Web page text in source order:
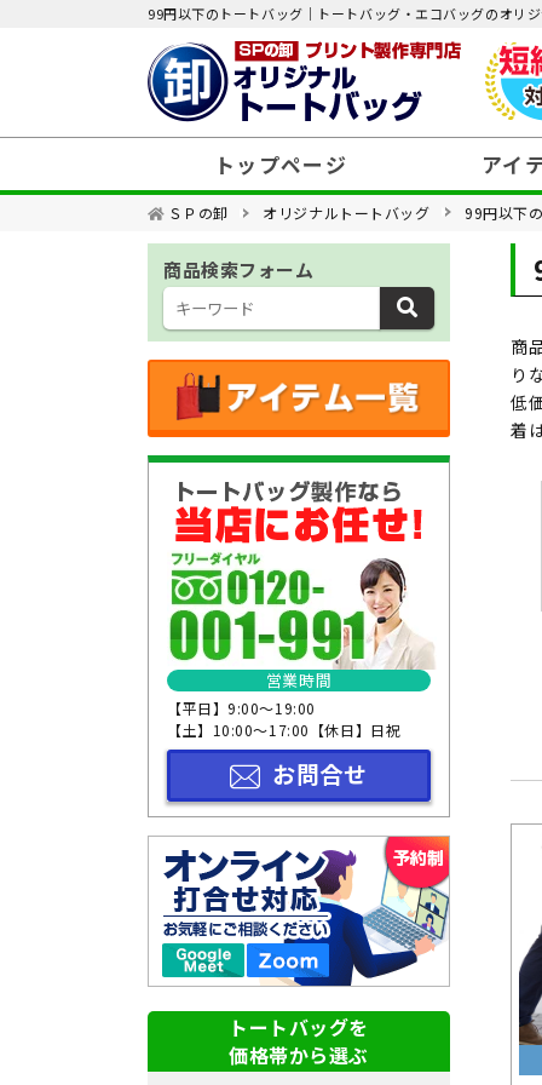
99円以下のトートバッグ｜トートバッグ・エコバッグのオリ
トップページ アイ
価格帯から選ぶ
素材から選ぶ
種類から選ぶ
用途から選ぶ
特集から選ぶ
サイズから選ぶ
形状から選ぶ
本体色から選ぶ
ＳＰの卸 オリジナルトートバッグ 99円以下
商
り
低
着
商品検索フォーム
営業時間
【平日】9:00～19:00
【土】10:00～17:00【休日】日祝
お問合せ
トートバッグを
価格帯から選ぶ